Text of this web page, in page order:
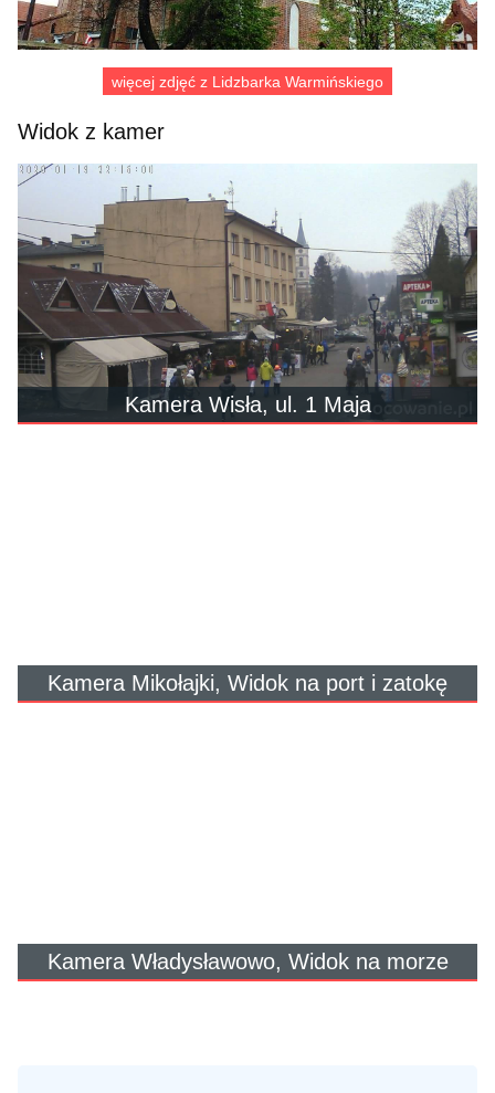
więcej zdjęć z Lidzbarka Warmińskiego
Widok z kamer
Kamera Wisła, ul. 1 Maja
Kamera Mikołajki, Widok na port i zatokę
Kamera Władysławowo, Widok na morze